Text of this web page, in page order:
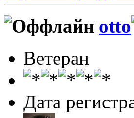
otto
Ветеран
Дата